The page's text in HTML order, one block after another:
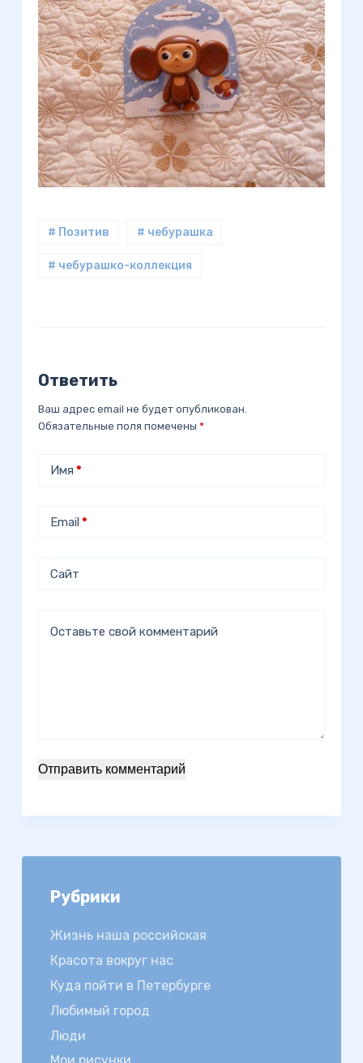
# Позитив # чебурашка
# чебурашко-коллекция
Ответить
Ваш адрес email не будет опубликован.
Обязательные поля помечены *
Имя *
Email *
Сайт
Оставьте свой комментарий
Отправить комментарий
Рубрики
Жизнь наша российская
Красота вокруг нас
Куда пойти в Петербурге
Любимый город
Люди